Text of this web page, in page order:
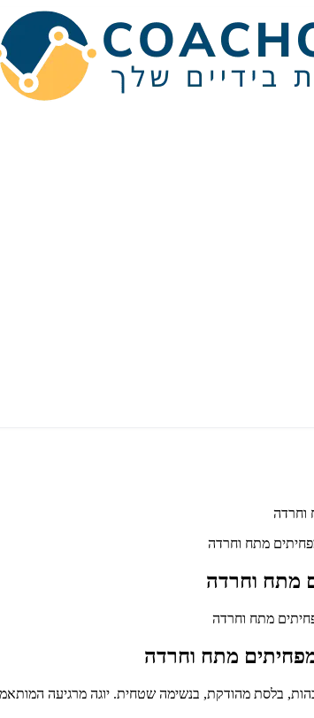
וחרדה
מתח וחרדה
מתח וחרדה
מפחיתים מתח וחרדה
בלסת מהודקת, בנשימה שטחית. יוגה מרגיעה